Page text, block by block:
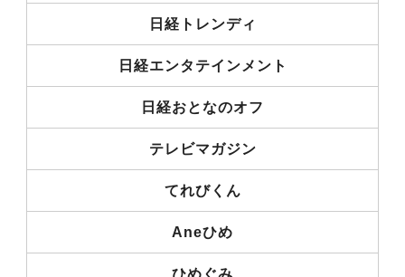
日経トレンディ
日経エンタテインメント
日経おとなのオフ
テレビマガジン
てれびくん
Aneひめ
ひめぐみ